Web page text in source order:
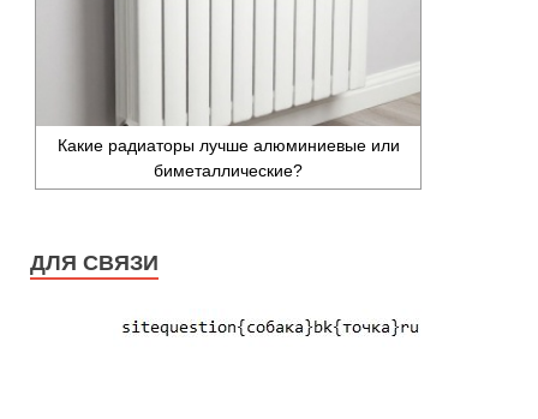
Какие радиаторы лучше алюминиевые или
биметаллические?
ДЛЯ СВЯЗИ